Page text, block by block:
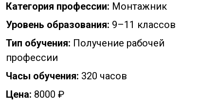
Категория профессии: Монтажник
Уровень образования: 9–11 классов
Тип обучения: Получение рабочей
профессии
Часы обучения: 320 часов
Цена: 8000 ₽